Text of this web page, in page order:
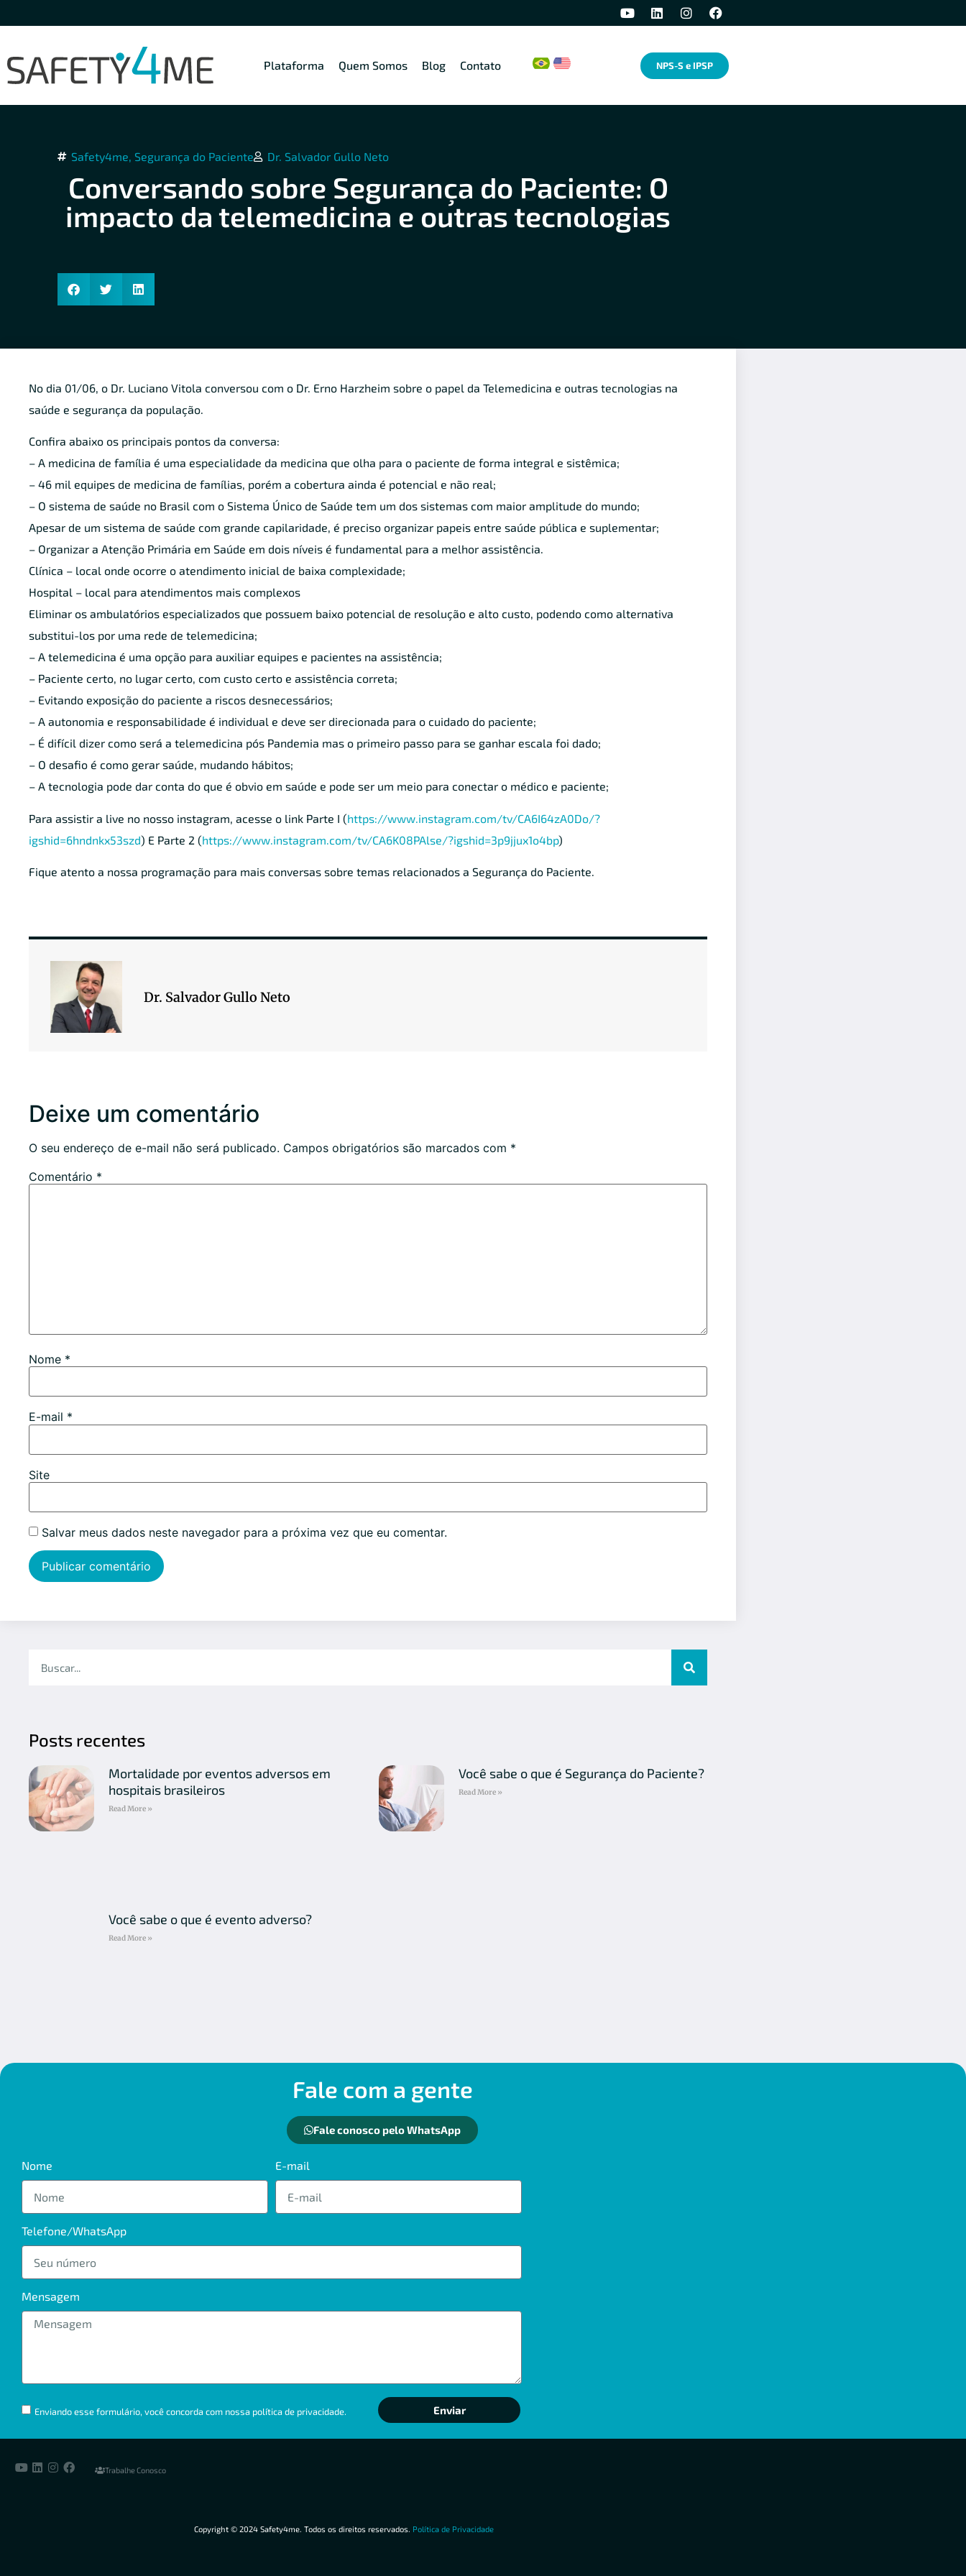
Plataforma Quem Somos Blog Contato NPS-S e IPSP
Safety4me, Segurança do Paciente Dr. Salvador Gullo Neto
Conversando sobre Segurança do Paciente: O
impacto da telemedicina e outras tecnologias
No dia 01/06, o Dr. Luciano Vitola conversou com o Dr. Erno Harzheim sobre o papel da Telemedicina e outras tecnologias na
saúde e segurança da população.
Confira abaixo os principais pontos da conversa:
– A medicina de família é uma especialidade da medicina que olha para o paciente de forma integral e sistêmica;
– 46 mil equipes de medicina de famílias, porém a cobertura ainda é potencial e não real;
– O sistema de saúde no Brasil com o Sistema Único de Saúde tem um dos sistemas com maior amplitude do mundo;
Apesar de um sistema de saúde com grande capilaridade, é preciso organizar papeis entre saúde pública e suplementar;
– Organizar a Atenção Primária em Saúde em dois níveis é fundamental para a melhor assistência.
Clínica – local onde ocorre o atendimento inicial de baixa complexidade;
Hospital – local para atendimentos mais complexos
Eliminar os ambulatórios especializados que possuem baixo potencial de resolução e alto custo, podendo como alternativa
substitui-los por uma rede de telemedicina;
– A telemedicina é uma opção para auxiliar equipes e pacientes na assistência;
– Paciente certo, no lugar certo, com custo certo e assistência correta;
– Evitando exposição do paciente a riscos desnecessários;
– A autonomia e responsabilidade é individual e deve ser direcionada para o cuidado do paciente;
– É difícil dizer como será a telemedicina pós Pandemia mas o primeiro passo para se ganhar escala foi dado;
– O desafio é como gerar saúde, mudando hábitos;
– A tecnologia pode dar conta do que é obvio em saúde e pode ser um meio para conectar o médico e paciente;
Para assistir a live no nosso instagram, acesse o link Parte I (https://www.instagram.com/tv/CA6I64zA0Do/?
igshid=6hndnkx53szd) E Parte 2 (https://www.instagram.com/tv/CA6K08PAlse/?igshid=3p9jjux1o4bp)
Fique atento a nossa programação para mais conversas sobre temas relacionados a Segurança do Paciente.
Dr. Salvador Gullo Neto
Deixe um comentário
O seu endereço de e-mail não será publicado. Campos obrigatórios são marcados com *
Comentário *
Nome *
E-mail *
Site
Salvar meus dados neste navegador para a próxima vez que eu comentar.
Posts recentes
Mortalidade por eventos adversos em
hospitais brasileiros
Read More »
Você sabe o que é Segurança do Paciente?
Read More »
Você sabe o que é evento adverso?
Read More »
Fale com a gente
Fale conosco pelo WhatsApp
Nome E-mail
Telefone/WhatsApp
Mensagem
Enviando esse formulário, você concorda com nossa política de privacidade. Enviar
Trabalhe Conosco
Copyright © 2024 Safety4me. Todos os direitos reservados. Política de Privacidade